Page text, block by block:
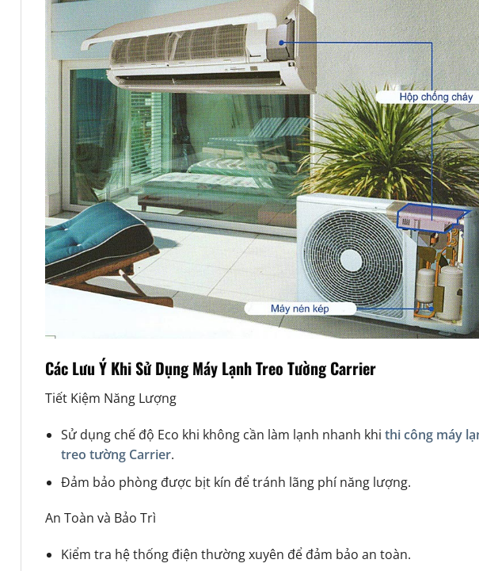
Các Lưu Ý Khi Sử Dụng Máy Lạnh Treo Tường Carrier
Tiết Kiệm Năng Lượng
Sử dụng chế độ Eco khi không cần làm lạnh nhanh khithi công máy
treo tường Carrier.
Đảm bảo phòng được bịt kín để tránh lãng phí năng lượng.
An Toàn và Bảo Trì
Kiểm tra hệ thống điện thường xuyên để đảm bảo an toàn.